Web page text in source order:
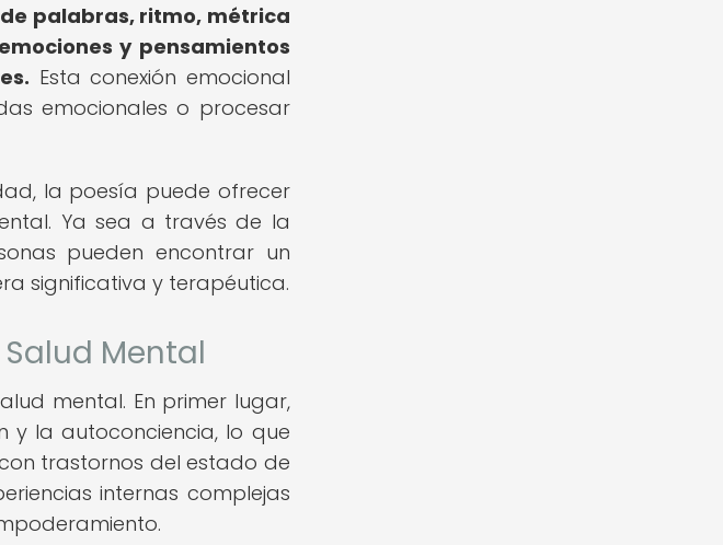
palabras, ritmo, métrica
y pensamientos
Esta conexión emocional
emocionales o procesar
la poesía puede ofrecer
Ya sea a través de la
pueden encontrar un
significativa y terapéutica.
Mental
mental. En primer lugar,
y la autoconciencia, lo que
trastornos del estado de
internas complejas